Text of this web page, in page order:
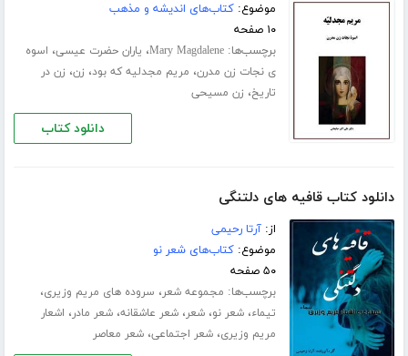
موضوع:کتاب‌های اندیشه و مذهب
۱۰ صفحه
برچسب‌ها:Mary Magdalene، یاران حضرت عیسی، اسوه
ی نجات زن مدرن، مریم مجدلیه که بود، زن، زن در
تاریخ، زن مسیحی
دانلود کتاب
دانلود کتاب قافیه های دلتنگی
از:آرتا رحیمی
موضوع:کتاب‌های شعر نو
۵۰ صفحه
برچسب‌ها: مجموعه شعر، سروده های مریم وزیری،
تیماء،شعر نو،شعر،شعر عاشقانه،شعر مادر، اشعار
مریم وزیری،شعر اجتماعی،شعر معاصر